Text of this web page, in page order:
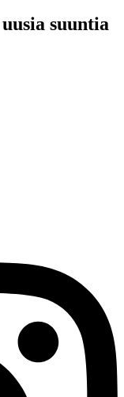
suuntia